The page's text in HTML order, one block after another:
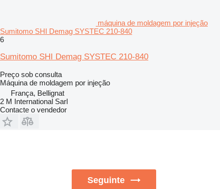
máquina de moldagem por injeção
Sumitomo SHI Demag SYSTEC 210-840
6
Sumitomo SHI Demag SYSTEC 210-840
Preço sob consulta
Máquina de moldagem por injeção
França, Bellignat
2 M International Sarl
Contacte o vendedor
Seguinte